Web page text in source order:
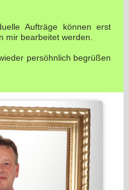
Aufträge können erst
mir bearbeitet werden.
persöhnlich begrüßen